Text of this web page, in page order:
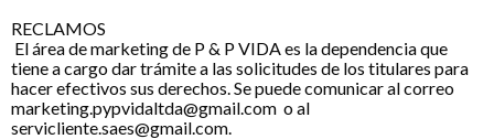
RECLAMOS
El área de marketing de P & P VIDA es la dependencia que
tiene a cargo dar trámite a las solicitudes de los titulares para
hacer efectivos sus derechos. Se puede comunicar al correo
marketing.pypvidaltda@gmail.com o al
servicliente.saes@gmail.com